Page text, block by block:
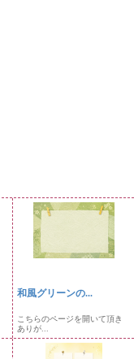
和風グリーンの...
こちらのページを開いて頂き
ありが...